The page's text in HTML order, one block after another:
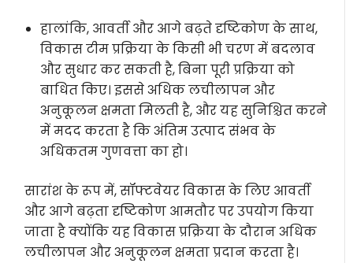
हालांकि, आवर्ती और आगे बढ़ते दृष्टिकोण के साथ,
विकास टीम प्रक्रिया के किसी भी चरण में बदलाव
और सुधार कर सकती है, बिना पूरी प्रक्रिया को
बाधित किए। इससे अधिक लचीलापन और
अनुकूलन क्षमता मिलती है, और यह सुनिश्चित करने
में मदद करता है कि अंतिम उत्पाद संभव के
अधिकतम गुणवत्ता का हो।
सारांश के रूप में, सॉफ्टवेयर विकास के लिए आवर्ती
और आगे बढ़ता दृष्टिकोण आमतौर पर उपयोग किया
जाता है क्योंकि यह विकास प्रक्रिया के दौरान अधिक
लचीलापन और अनुकूलन क्षमता प्रदान करता है।